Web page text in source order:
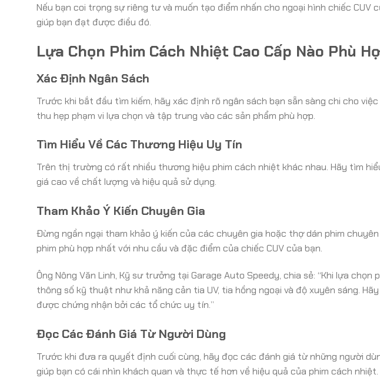
Nếu bạn coi trọng sự riêng tư và muốn tạo điểm nhấn cho ngoại hình chiếc CUV
giúp bạn đạt được điều đó.
Lựa Chọn Phim Cách Nhiệt Cao Cấp Nào Phù
Xác Định Ngân Sách
Trước khi bắt đầu tìm kiếm, hãy xác định rõ ngân sách bạn sẵn sàng chi cho
thu hẹp phạm vi lựa chọn và tập trung vào các sản phẩm phù hợp.
Tìm Hiểu Về Các Thương Hiệu Uy Tín
Trên thị trường có rất nhiều thương hiệu phim cách nhiệt khác nhau. Hãy tìm
giá cao về chất lượng và hiệu quả sử dụng.
Tham Khảo Ý Kiến Chuyên Gia
Đừng ngần ngại tham khảo ý kiến của các chuyên gia hoặc thợ dán phim
phim phù hợp nhất với nhu cầu và đặc điểm của chiếc CUV của bạn.
Ông Nông Văn Linh, Kỹ sư trưởng tại Garage Auto Speedy, chia sẻ: “Khi lựa
thông số kỹ thuật như khả năng cản tia UV, tia hồng ngoại và độ xuyên sáng.
được chứng nhận bởi các tổ chức uy tín.”
Đọc Các Đánh Giá Từ Người Dùng
Trước khi đưa ra quyết định cuối cùng, hãy đọc các đánh giá từ những người
giúp bạn có cái nhìn khách quan và thực tế hơn về hiệu quả của phim cách nhiệt.